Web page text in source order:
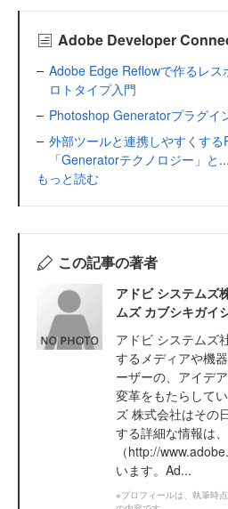
Adobe Developer
Adobe Edge Reflowで作るレ
ロトタイプ入門
Photoshop Generatorプラグイ
外部ツールと連携しやすくす
「Generatorテクノロジー」と...
もっと読む
この記事の著者
アドビ システムズ
ムズ カブシキガイ
アドビ システムズ
するメディアや機
ーザーの、アイデ
変革をもたらして
ズ 株式会社はその
する詳細な情報は
（http://
います。Ad...
※プロフィールは、執筆時